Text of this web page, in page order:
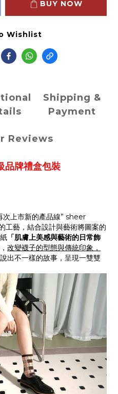
BUY NOW
Wishlist
Shipping &
Payment
Reviews
品牌禮盒包裝
上市新的產品線” sheer
工藝，結合設計與藝術將圖案的
「肌膚上美感與藝術的日常飾
改變襪子的型態與傳統印象，
說出不一樣的故事，呈現一雙雙